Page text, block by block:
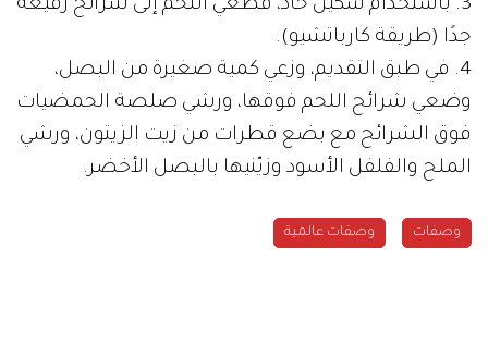
3. باستخدام سكين حاد، قطّعي اللحم إلى شرائح رفيعة
جدًا (طريقة كارباتشيو).
4. في طبق التقديم، وزعي كمية صغيرة من البصل،
وضعي شرائح اللحم فوقها، ورشي صلصة الحمضيات
فوق الشرائح مع بضع قطرات من زيت الزيتون، ورشي
الملح والفلفل الأسود وزيّنيها بالبصل الأخضر.
وصفات وصفات عالمية